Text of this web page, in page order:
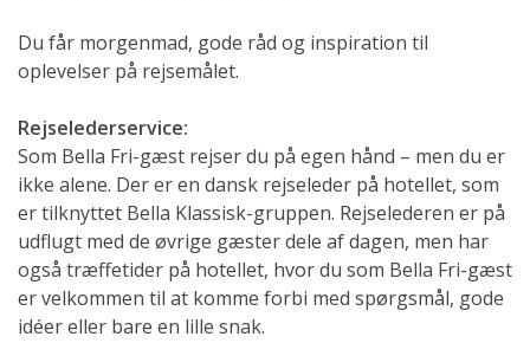
Du får morgenmad, gode råd og inspiration til
oplevelser på rejsemålet.
Rejselederservice:
Som Bella Fri-gæst rejser du på egen hånd – men du er
ikke alene. Der er en dansk rejseleder på hotellet, som
er tilknyttet Bella Klassisk-gruppen. Rejselederen er på
udflugt med de øvrige gæster dele af dagen, men har
også træffetider på hotellet, hvor du som Bella Fri-gæst
er velkommen til at komme forbi med spørgsmål, gode
idéer eller bare en lille snak.